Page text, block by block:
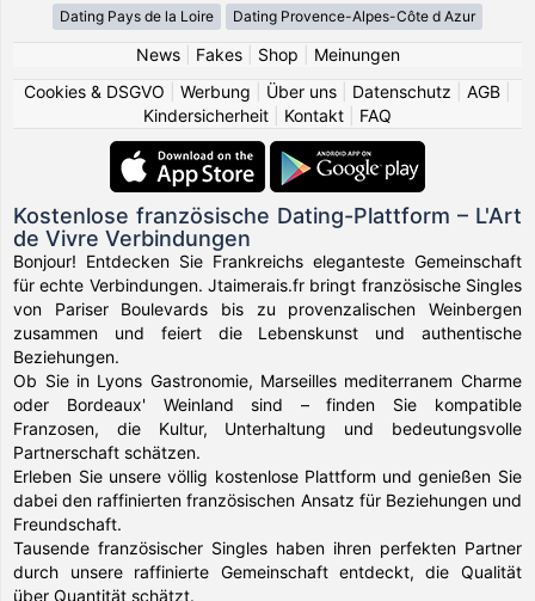
Dating Pays de la Loire Dating Provence-Alpes-Côte d Azur
News| Fakes| Shop
Meinungen
Cookies & DSGVO
Werbung Über uns Datenschutz AGB
Kindersicherheit
Kontakt FAQ
Kostenlose französische Dating-Plattform – L'Art
de Vivre Verbindungen
Bonjour! Entdecken Sie Frankreichs eleganteste Gemeinschaft
für echte Verbindungen. Jtaimerais.fr bringt französische Singles
von Pariser Boulevards bis zu provenzalischen Weinbergen
zusammen und feiert die Lebenskunst und authentische
Beziehungen.
Ob Sie in Lyons Gastronomie, Marseilles mediterranem Charme
oder Bordeaux' Weinland sind – finden Sie kompatible
Franzosen, die Kultur, Unterhaltung und bedeutungsvolle
Partnerschaft schätzen.
Erleben Sie unsere völlig kostenlose Plattform und genießen Sie
dabei den raffinierten französischen Ansatz für Beziehungen und
Freundschaft.
Tausende französischer Singles haben ihren perfekten Partner
durch unsere raffinierte Gemeinschaft entdeckt, die Qualität
über Quantität schätzt.